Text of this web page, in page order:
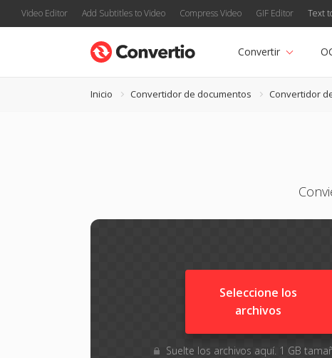
Video Editor Add Subtitles to Video Compress Video GIF Editor Text
Convertir
Inicio Convertidor de documentos Convertidor
Seleccione los
archivos
Suelte los archivos aquí. 1 GB